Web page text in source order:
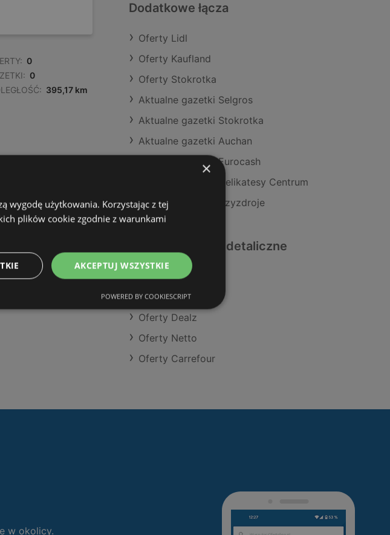
0
0
395,17 km
Dodatkowe łącza
Oferty Lidl
Oferty Kaufland
Oferty Stokrotka
Aktualne gazetki Selgros
Aktualne gazetki Stokrotka
Aktualne gazetki Auchan
Aktualne gazetki Eurocash
Aktualne gazetki Delikatesy Centrum
Sklepy Lidl w Międzyzdroje
Podobne sklepy detaliczne
Oferty Dino
Oferty Eurocash
Oferty Dealz
Oferty Netto
Oferty Carrefour
w okolicy.
×
wygodę użytkowania. Korzystając z tej
plików cookie zgodnie z warunkami
AKCEPTUJ WSZYSTKIE
POWERED BY COOKIESCRIPT